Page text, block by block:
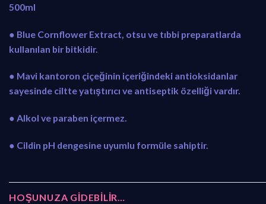
500ml
● Blue Cornflower Extract, otsu ve tıbbi preparatlarda
kullanılan bir bitkidir.
● Mavi kantoron çiçeğinin içeriğindeki antioksidanlar
sayesinde ciltte yatıştırıcı ve antiseptik özelliği vardır.
● Alkol ve paraben içermez.
● Cildin pH dengesine uyumlu formüle sahiptir.
HOŞUNUZA GIDEBILIR…